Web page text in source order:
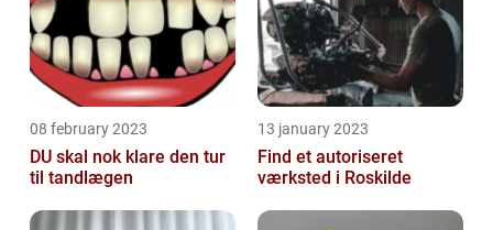
08 february 2023
DU skal nok klare den tur
til tandlægen
13 january 2023
Find et autoriseret
værksted i Roskilde